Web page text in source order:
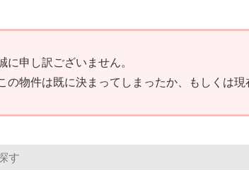
に申し訳ございません。
の物件は既に決まってしまったか、もしくは現